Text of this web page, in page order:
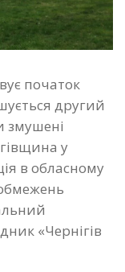
початок
другий
змушені
у
в обласному
«Чернігів